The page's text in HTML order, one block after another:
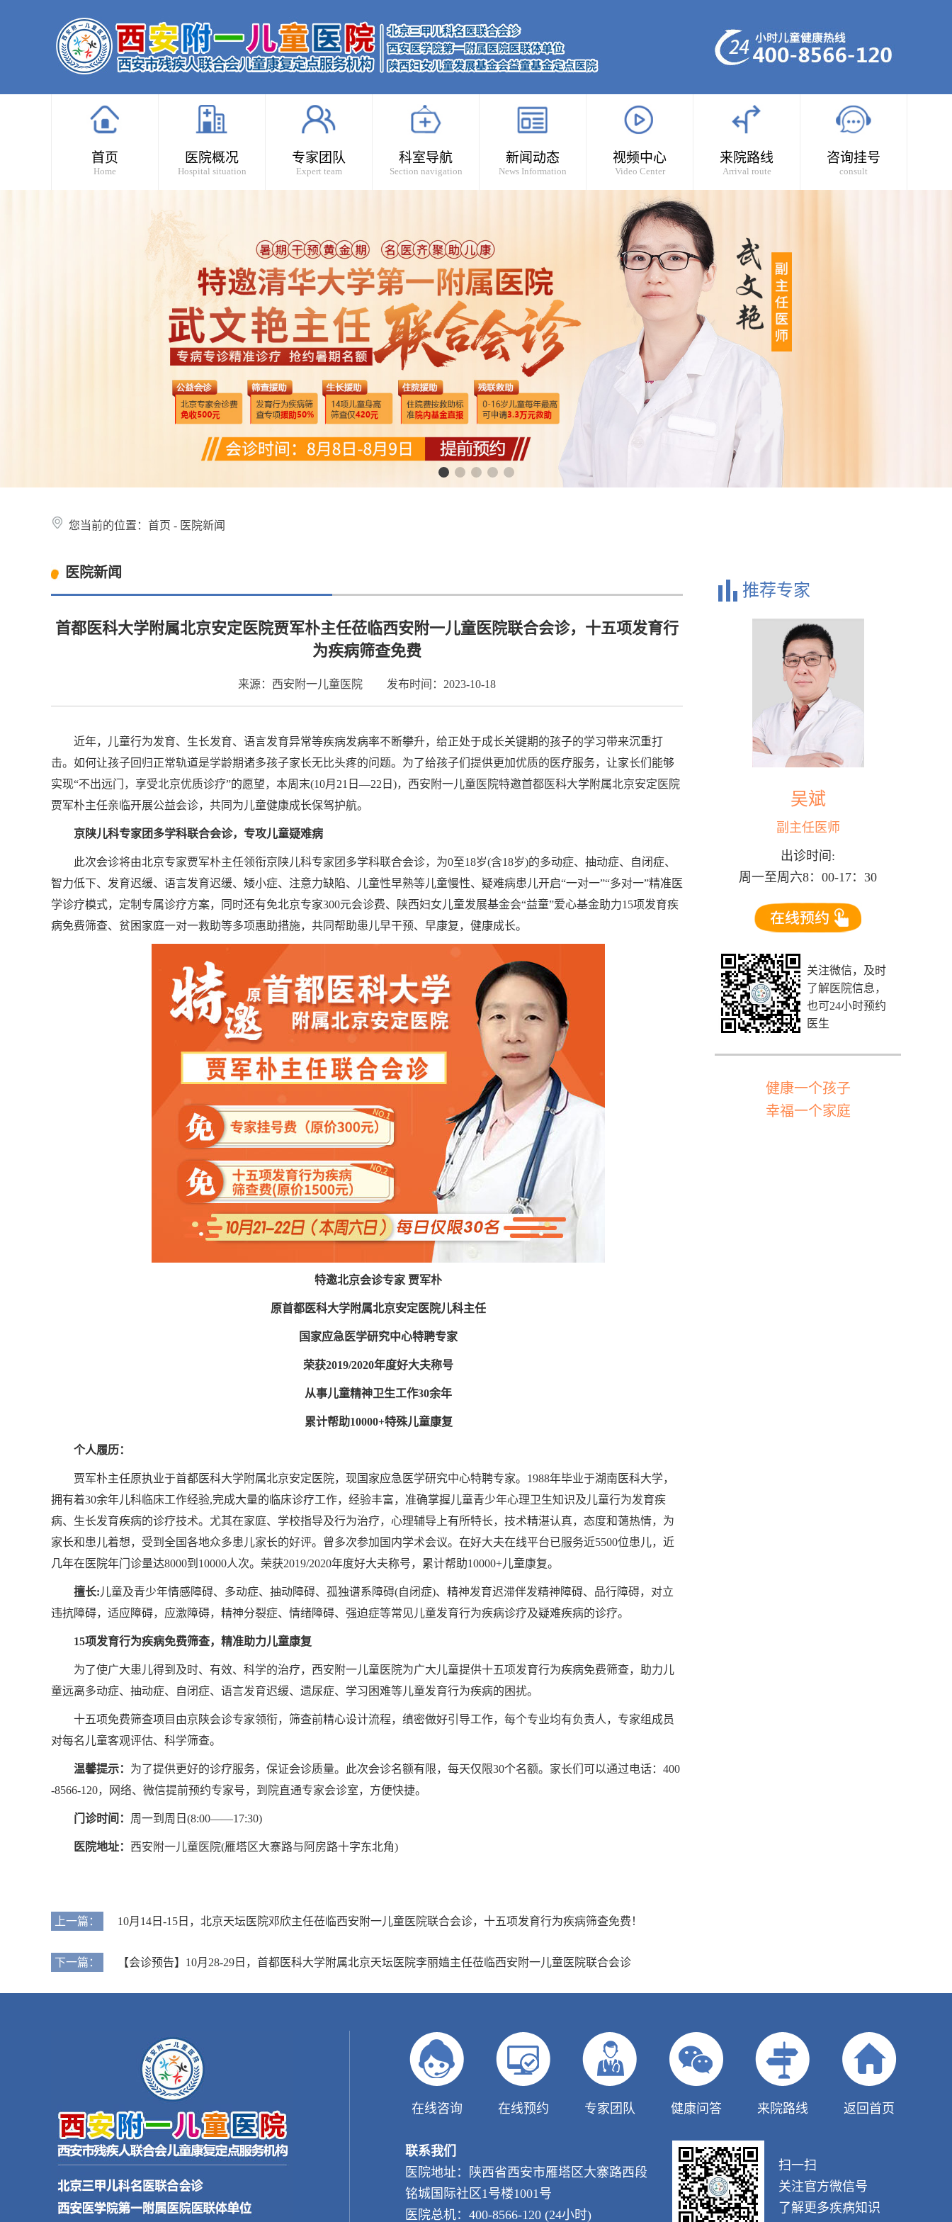
首页
Home
医院概况
Hospital situation
专家团队
Expert team
科室导航
Section navigation
新闻动态
News Information
视频中心
Video Center
来院路线
Arrival route
咨询挂号
consult
您当前的位置： 首页 - 医院新闻
医院新闻
首都医科大学附属北京安定医院贾军朴主任莅临西安附一儿童医院联合会诊，十五项发育行
为疾病筛查免费
来源：西安附一儿童医院 发布时间：2023-10-18
近年，儿童行为发育、生长发育、语言发育异常等疾病发病率不断攀升，给正处于成长关键期的孩子的学习带来沉重打
击。如何让孩子回归正常轨道是学龄期诸多孩子家长无比头疼的问题。为了给孩子们提供更加优质的医疗服务，让家长们能够
实现“不出远门，享受北京优质诊疗”的愿望，本周末(10月21日—22日)，西安附一儿童医院特邀首都医科大学附属北京安定医院
贾军朴主任亲临开展公益会诊，共同为儿童健康成长保驾护航。
京陕儿科专家团多学科联合会诊，专攻儿童疑难病
此次会诊将由北京专家贾军朴主任领衔京陕儿科专家团多学科联合会诊，为0至18岁(含18岁)的多动症、抽动症、自闭症、
智力低下、发育迟缓、语言发育迟缓、矮小症、注意力缺陷、儿童性早熟等儿童慢性、疑难病患儿开启“一对一”“多对一”精准医
学诊疗模式，定制专属诊疗方案，同时还有免北京专家300元会诊费、陕西妇女儿童发展基金会“益童”爱心基金助力15项发育疾
病免费筛查、贫困家庭一对一救助等多项惠助措施，共同帮助患儿早干预、早康复，健康成长。
特邀北京会诊专家 贾军朴
原首都医科大学附属北京安定医院儿科主任
国家应急医学研究中心特聘专家
荣获2019/2020年度好大夫称号
从事儿童精神卫生工作30余年
累计帮助10000+特殊儿童康复
个人履历：
贾军朴主任原执业于首都医科大学附属北京安定医院，现国家应急医学研究中心特聘专家。1988年毕业于湖南医科大学，
拥有着30余年儿科临床工作经验,完成大量的临床诊疗工作，经验丰富，准确掌握儿童青少年心理卫生知识及儿童行为发育疾
病、生长发育疾病的诊疗技术。尤其在家庭、学校指导及行为治疗，心理辅导上有所特长，技术精湛认真，态度和蔼热情，为
家长和患儿着想，受到全国各地众多患儿家长的好评。曾多次参加国内学术会议。在好大夫在线平台已服务近5500位患儿，近
几年在医院年门诊量达8000到10000人次。荣获2019/2020年度好大夫称号，累计帮助10000+儿童康复。
擅长:儿童及青少年情感障碍、多动症、抽动障碍、孤独谱系障碍(自闭症)、精神发育迟滞伴发精神障碍、品行障碍，对立
违抗障碍，适应障碍，应激障碍，精神分裂症、情绪障碍、强迫症等常见儿童发育行为疾病诊疗及疑难疾病的诊疗。
15项发育行为疾病免费筛查，精准助力儿童康复
为了使广大患儿得到及时、有效、科学的治疗，西安附一儿童医院为广大儿童提供十五项发育行为疾病免费筛查，助力儿
童远离多动症、抽动症、自闭症、语言发育迟缓、遗尿症、学习困难等儿童发育行为疾病的困扰。
十五项免费筛查项目由京陕会诊专家领衔，筛查前精心设计流程，缜密做好引导工作，每个专业均有负责人，专家组成员
对每名儿童客观评估、科学筛查。
温馨提示： 为了提供更好的诊疗服务，保证会诊质量。此次会诊名额有限，每天仅限30个名额。家长们可以通过电话：400
-8566-120，网络、微信提前预约专家号，到院直通专家会诊室，方便快捷。
门诊时间： 周一到周日(8:00——17:30)
医院地址： 西安附一儿童医院(雁塔区大寨路与阿房路十字东北角)
上一篇： 10月14日-15日，北京天坛医院邓欣主任莅临西安附一儿童医院联合会诊，十五项发育行为疾病筛查免费！
下一篇： 【会诊预告】10月28-29日，首都医科大学附属北京天坛医院李丽嫱主任莅临西安附一儿童医院联合会诊
推荐专家
吴斌
副主任医师
出诊时间:
周一至周六8：00-17：30
关注微信，及时
了解医院信息，
也可24小时预约
医生
健康一个孩子
幸福一个家庭
在线咨询 在线预约 专家团队 健康问答 来院路线 返回首页
联系我们
医院地址：陕西省西安市雁塔区大寨路西段
铭城国际社区1号楼1001号
医院总机：400-8566-120 (24小时)
扫一扫
关注官方微信号
了解更多疾病知识